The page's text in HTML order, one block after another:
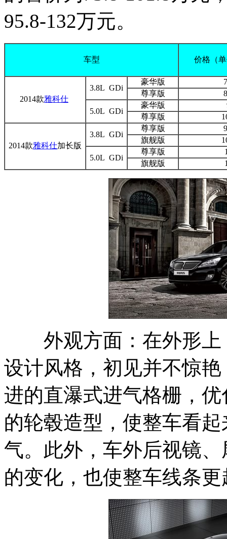
95.8-132万元。
车型 价格（
2014款雅科仕
3.8L GDi
豪华版
尊享版
5.0L GDi
豪华版
尊享版
2014款雅科仕加长版
3.8L GDi
尊享版
旗舰版
5.0L GDi
尊享版
旗舰版
外观方面：在外形上
设计风格，初见并不惊
进的直瀑式进气格栅，
的轮毂造型，使整车看
气。此外，车外后视镜
的变化，也使整车线条